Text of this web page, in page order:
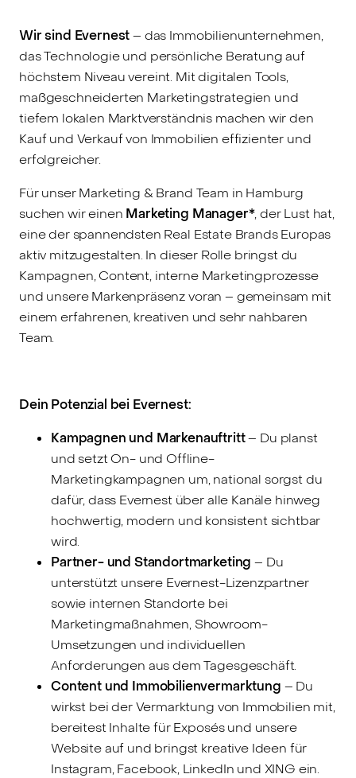
Wir sind Evernest– das Immobilienunternehmen,
das Technologie und persönliche Beratung auf
höchstem Niveau vereint. Mit digitalen Tools,
maßgeschneiderten Marketingstrategien und
tiefem lokalen Marktverständnis machen wir den
Kauf und Verkauf von Immobilien effizienter und
erfolgreicher.
Für unser Marketing & Brand Team in Hamburg
suchen wir einen Marketing Manager*, der Lust hat,
eine der spannendsten Real Estate Brands Europas
aktiv mitzugestalten. In dieser Rolle bringst du
Kampagnen, Content, interne Marketingprozesse
und unsere Markenpräsenz voran – gemeinsam mit
einem erfahrenen, kreativen und sehr nahbaren
Team.
Dein Potenzial bei Evernest:
Kampagnen und Markenauftritt– Du planst
und setzt On- und Offline-
Marketingkampagnen um, national sorgst du
dafür, dass Evernest über alle Kanäle hinweg
hochwertig, modern und konsistent sichtbar
wird.
Partner- und Standortmarketing – Du
unterstützt unsere Evernest-Lizenzpartner
sowie internen Standorte bei
Marketingmaßnahmen, Showroom-
Umsetzungen und individuellen
Anforderungen aus dem Tagesgeschäft.
Content und Immobilienvermarktung – Du
wirkst bei der Vermarktung von Immobilien mit,
bereitest Inhalte für Exposés und unsere
Website auf und bringst kreative Ideen für
Instagram, Facebook, LinkedIn und XING ein.